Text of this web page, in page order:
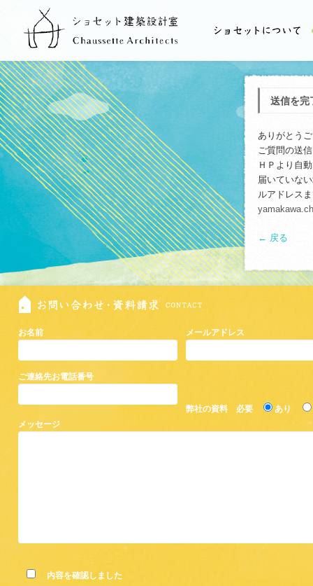
送信を完
ありがとう
ご質問の送
ＨＰより自
届いていな
ルアドレス
← 戻る
お名前
ご連絡先お電話番号
メールアドレス
弊社の資料 必要
あり
メッセージ
内容を確認しました